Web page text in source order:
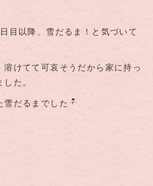
目以降、雪だるま！と気づいて
けてて可哀そうだから家に持っ
た。
雪だるまでした